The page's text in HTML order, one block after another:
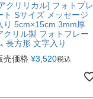
クリリカル] フォトプレ
ト Sサイズ メッセージ
り 5cm×15cm 3mm厚
クリル製 フォトフレー
長方形 文字入り
売価格 ¥3,520税込